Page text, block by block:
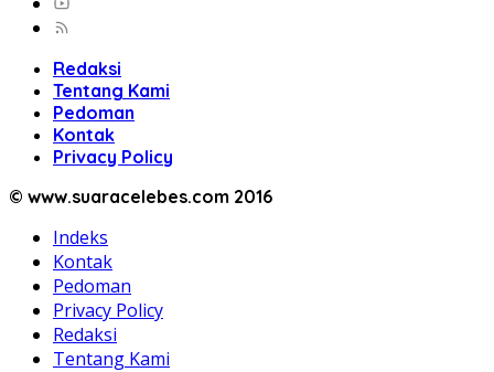
Redaksi
Tentang Kami
Pedoman
Kontak
Privacy Policy
© www.suaracelebes.com 2016
Indeks
Kontak
Pedoman
Privacy Policy
Redaksi
Tentang Kami